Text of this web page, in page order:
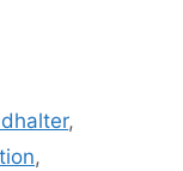
,
,